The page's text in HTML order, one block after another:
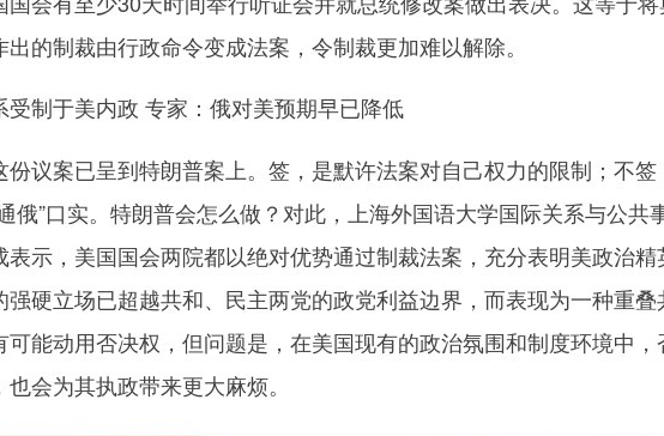
的制裁由行政命令变成法案，令制裁更加难以解除。
受制于美内政 专家：俄对美预期早已降低
案已呈到特朗普案上。签，是默许法案对自己权力的限制；不签
俄”口实。特朗普会怎么做？对此，上海外国语大学国际关系与公共
表示，美国国会两院都以绝对优势通过制裁法案，充分表明美政治精
强硬立场已超越共和、民主两党的政党利益边界，而表现为一种重叠
可能动用否决权，但问题是，在美国现有的政治氛围和制度环境中，
会为其执政带来更大麻烦。